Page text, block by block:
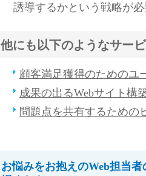
誘導するかという戦略が
他にも以下のようなサー
顧客満足獲得のためのユ
成果の出るWebサイト構
問題点を共有するための
お悩みをお抱えのWeb担当